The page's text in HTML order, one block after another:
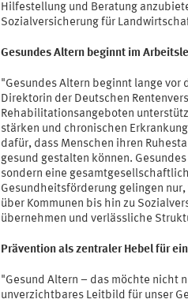
Hilfestellung und Beratung
Sozialversicherung für
Gesundes Altern beginnt im
"Gesundes Altern beginnt lange vor
Direktorin der Deutschen
Rehabilitationsangeboten
stärken und chronischen
dafür, dass Menschen ihren
gesund gestalten können.
sondern eine
Gesundheitsförderung gelingen
über Kommunen bis hin zu
übernehmen und verlässliche
Prävention als zentraler Hebel für
"Gesund Altern – das möchte nicht
unverzichtbares Leitbild für unser